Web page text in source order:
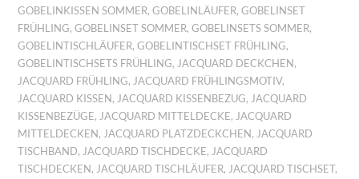
GOBELINKISSEN SOMMER,GOBELINLÄUFER,GOBELINSET
FRÜHLING,GOBELINSET SOMMER,GOBELINSETS SOMMER,
GOBELINTISCHLÄUFER,GOBELINTISCHSET FRÜHLING,
GOBELINTISCHSETS FRÜHLING, JACQUARD DECKCHEN ,
JACQUARD FRÜHLING, JACQUARD FRÜHLINGSMOTIV,
JACQUARD KISSEN , JACQUARD KISSENBEZUG, JACQUARD
KISSENBEZÜGE, JACQUARD MITTELDECKE, JACQUARD
MITTELDECKEN , JACQUARD PLATZDECKCHEN , JACQUARD
TISCHBAND, JACQUARD TISCHDECKE, JACQUARD
TISCHDECKEN , JACQUARD TISCHLÄUFER, JACQUARD TISCHSET,